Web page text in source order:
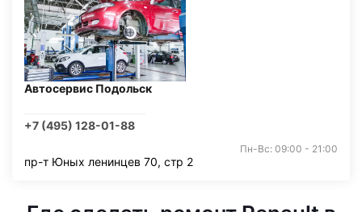
Автосервис Подольск
+7 (495) 128-01-88
Пн-Вс: 09:00 - 21:00
пр-т Юных ленинцев 70, стр 2